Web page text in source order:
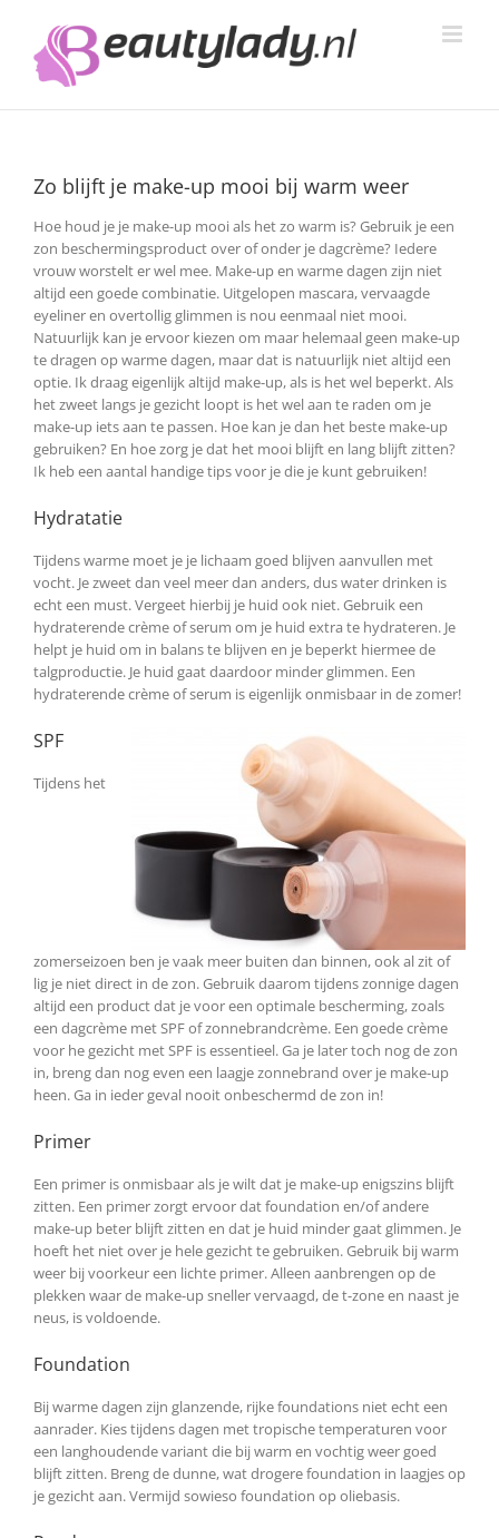
inhoud
Zo blijft je make-up mooi bij warm weer
Hoe houd je je make-up mooi als het zo warm is? Gebruik je een
zon beschermingsproduct over of onder je dagcrème? Iedere
vrouw worstelt er wel mee. Make-up en warme dagen zijn niet
altijd een goede combinatie. Uitgelopen mascara, vervaagde
eyeliner en overtollig glimmen is nou eenmaal niet mooi.
Natuurlijk kan je ervoor kiezen om maar helemaal geen make-up
te dragen op warme dagen, maar dat is natuurlijk niet altijd een
optie. Ik draag eigenlijk altijd make-up, als is het wel beperkt. Als
het zweet langs je gezicht loopt is het wel aan te raden om je
make-up iets aan te passen. Hoe kan je dan het beste make-up
gebruiken? En hoe zorg je dat het mooi blijft en lang blijft zitten?
Ik heb een aantal handige tips voor je die je kunt gebruiken!
Hydratatie
Tijdens warme moet je je lichaam goed blijven aanvullen met
vocht. Je zweet dan veel meer dan anders, dus water drinken is
echt een must. Vergeet hierbij je huid ook niet. Gebruik een
hydraterende crème of serum om je huid extra te hydrateren. Je
helpt je huid om in balans te blijven en je beperkt hiermee de
talgproductie. Je huid gaat daardoor minder glimmen. Een
hydraterende crème of serum is eigenlijk onmisbaar in de zomer!
SPF
Tijdens het
zomerseizoen ben je vaak meer buiten dan binnen, ook al zit of
lig je niet direct in de zon. Gebruik daarom tijdens zonnige dagen
altijd een product dat je voor een optimale bescherming, zoals
een dagcrème met SPF of zonnebrandcrème. Een goede crème
voor he gezicht met SPF is essentieel. Ga je later toch nog de zon
in, breng dan nog even een laagje zonnebrand over je make-up
heen. Ga in ieder geval nooit onbeschermd de zon in!
Primer
Een primer is onmisbaar als je wilt dat je make-up enigszins blijft
zitten. Een primer zorgt ervoor dat foundation en/of andere
make-up beter blijft zitten en dat je huid minder gaat glimmen. Je
hoeft het niet over je hele gezicht te gebruiken. Gebruik bij warm
weer bij voorkeur een lichte primer. Alleen aanbrengen op de
plekken waar de make-up sneller vervaagd, de t-zone en naast je
neus, is voldoende.
Foundation
Bij warme dagen zijn glanzende, rijke foundations niet echt een
aanrader. Kies tijdens dagen met tropische temperaturen voor
een langhoudende variant die bij warm en vochtig weer goed
blijft zitten. Breng de dunne, wat drogere foundation in laagjes op
je gezicht aan. Vermijd sowieso foundation op oliebasis.